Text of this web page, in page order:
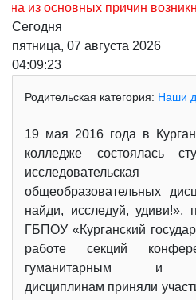
основных причин
Сегодня
пятница, 07 августа 2026
04:09:24
Родительская категория: Наши
19 мая 2016 года в
колледже состоялась
общеобразовательных
найди, исследуй, удиви!»,
ГБПОУ «Курганский
работе секций
гуманитарным и
дисциплинам приняли